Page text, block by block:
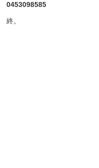
0453098585
終。